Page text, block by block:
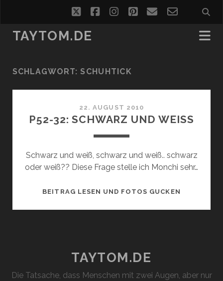
twitterfacebookinstagram
pinterest
emailemail-
form
TAYTOM.DE
SCHLAGWORT:SCHUHTICK
22. AUGUST 2010
P52-32: SCHWARZ UND WEISS
Schwarz und weiß, schwarz und weiß.. schwarz
oder weiß?? Diese Frage stelle ich Monchi sehr…
BEITRAG LESEN UND FOTOS GUCKEN
TAYTOM.DE
Die Tatsache, dass Menschen mit zwei Augen, aber nur